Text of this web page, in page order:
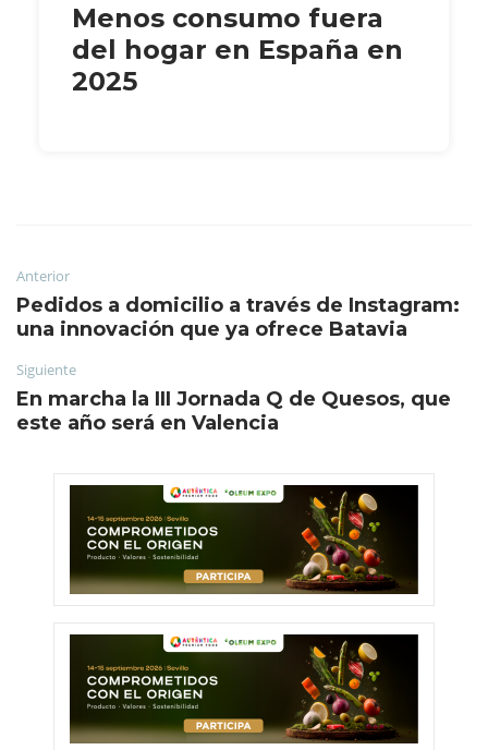
Menos consumo fuera
del hogar en España en
2025
Anterior
Pedidos a domicilio a través de Instagram:
una innovación que ya ofrece Batavia
Siguiente
En marcha la III Jornada Q de Quesos, que
este año será en Valencia